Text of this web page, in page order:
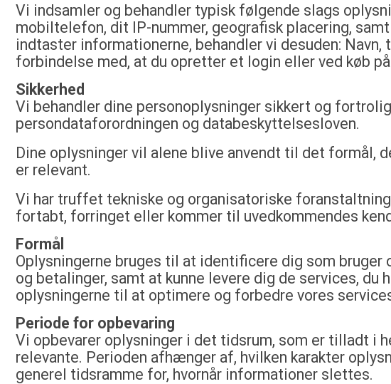
Vi indsamler og behandler typisk følgende slags
mobiltelefon, dit IP-nummer, geografisk placering,
indtaster informationerne, behandler vi desuden:
forbindelse med, at du opretter et login eller ved køb
Sikkerhed
Vi behandler dine personoplysninger sikkert og
persondataforordningen og databeskyttelsesloven.
Dine oplysninger vil alene blive anvendt til det
er relevant.
Vi har truffet tekniske og organisatoriske
fortabt, forringet eller kommer til uvedkommendes
Formål
Oplysningerne bruges til at identificere dig som bruger
og betalinger, samt at kunne levere dig de services,
oplysningerne til at optimere og forbedre vores
Periode for opbevaring
Vi opbevarer oplysninger i det tidsrum, som er tilladt i
relevante. Perioden afhænger af, hvilken karakter
generel tidsramme for, hvornår informationer slettes.